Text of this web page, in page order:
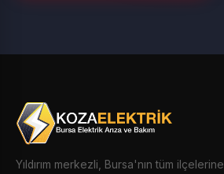
Yıldırım merkezli, Bursa'nın tüm ilçelerine